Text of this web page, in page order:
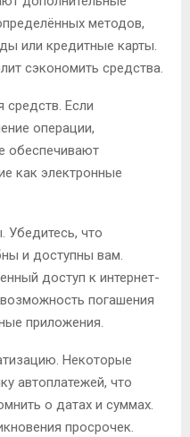
методов,
или кредитные карты.
сэкономить средства.
средств. Если
операции,
обеспечивают
как электронные
Убедитесь, что
и доступны вам.
доступ к интернет-
погашения
приложения.
Некоторые
автоплатежей, что
о датах и суммах.
просрочек.